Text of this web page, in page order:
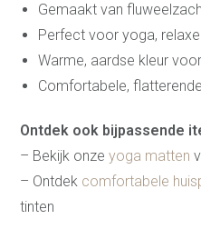
Gemaakt van
Perfect voor yoga,
Warme, aardse kleur
Comfortabele,
Ontdek ook bijpassende
– Bekijk onzeyoga matten
– Ontdek comfortabele
tinten